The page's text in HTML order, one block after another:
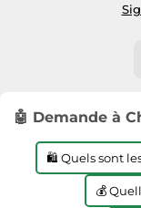
🤖 Demande à
🛍️ Quels sont
💰